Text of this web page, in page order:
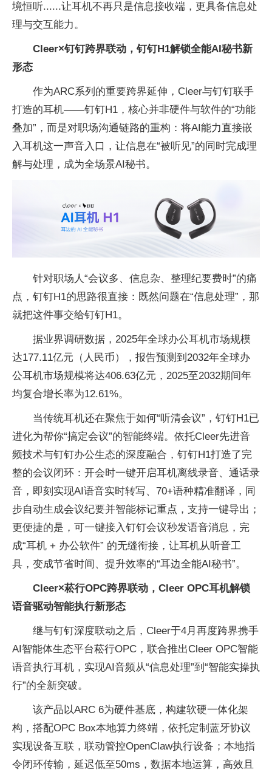
境恒听......让耳机不再只是信息接收端，更具备信息处
理与交互能力。
Cleer×钉钉跨界联动， 钉钉H1解锁全能AI秘书新
形态
作为ARC系列的重要跨界延伸，Cleer与钉钉联手
打造的耳机——钉钉H1，核心并非硬件与软件的“功能
叠加”，而是对职场沟通链路的重构：将AI能力直接嵌
入耳机这一声音入口，让信息在“被听见”的同时完成理
解与处理，成为全场景AI秘书。
针对职场人“会议多、信息杂、整理纪要费时”的痛
点，钉钉H1的思路很直接：既然问题在“信息处理”，那
就把这件事交给钉钉H1。
据业界调研数据，2025年全球办公耳机市场规模
达177.11亿元（人民币），报告预测到2032年全球办
公耳机市场规模将达406.63亿元，2025至2032期间年
均复合增长率为12.61%。
当传统耳机还在聚焦于如何“听清会议”，钉钉H1已
进化为帮你“搞定会议”的智能终端。依托Cleer先进音
频技术与钉钉办公生态的深度融合，钉钉H1打造了完
整的会议闭环：开会时一键开启耳机离线录音、通话录
音，即刻实现AI语音实时转写、70+语种精准翻译，同
步自动生成会议纪要并智能标记重点，支持一键导出；
更便捷的是，可一键接入钉钉会议秒发语音消息，完
成“耳机 + 办公软件” 的无缝衔接，让耳机从听音工
具，变成节省时间、提升效率的“耳边全能AI秘书”。
Cleer×菘行OPC跨界联动，Cleer OPC耳机解锁
语音驱动智能执行新形态
继与钉钉深度联动之后，Cleer于4月再度跨界携手
AI智能体生态平台菘行OPC，联合推出Cleer OPC智能
语音执行耳机，实现AI音频从“信息处理”到“智能实操执
行”的全新突破。
该产品以ARC 6为硬件基底，构建软硬一体化架
构，搭配OPC Box本地算力终端，依托定制蓝牙协议
实现设备互联，联动管控OpenClaw执行设备；本地指
令闭环传输，延迟低至50ms，数据本地运算，高效且